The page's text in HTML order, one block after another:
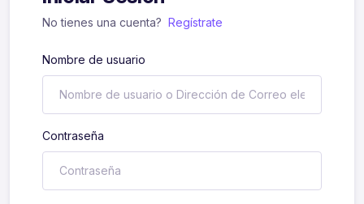
No tienes una cuenta? Regístrate
Nombre de usuario
Contraseña